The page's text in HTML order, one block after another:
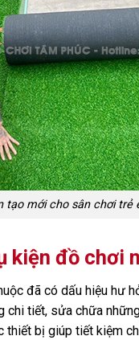
tạo mới cho sân chơi trẻ
kiện đồ chơi
đã có dấu hiệu hư
tiết, sửa chữa
thiết bị giúp tiết kiệm